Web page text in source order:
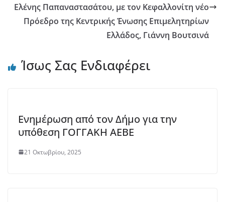
Ελένης Παπαναστασάτου, με τον Κεφαλλονίτη νέο
Πρόεδρο της Κεντρικής Ένωσης Επιμελητηρίων
Ελλάδος, Γιάννη Βουτσινά
Ίσως Σας Ενδιαφέρει
Ενημέρωση από τον Δήμο για την
υπόθεση ΓΟΓΓΑΚΗ ΑΕΒΕ
21 Οκτωβρίου, 2025